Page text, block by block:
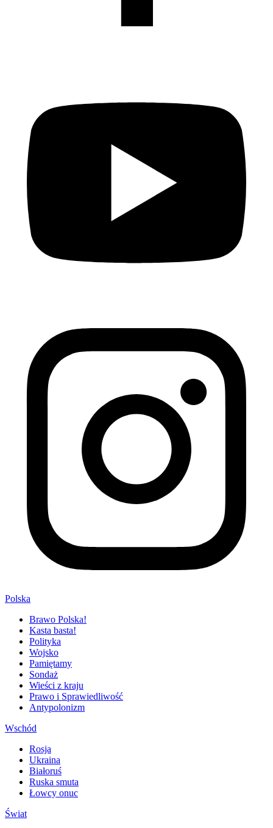
Polska
Brawo Polska!
Kasta basta!
Polityka
Wojsko
Pamiętamy
Sondaż
Wieści z kraju
Prawo i Sprawiedliwość
Antypolonizm
Wschód
Rosja
Ukraina
Białoruś
Ruska smuta
Łowcy onuc
Świat